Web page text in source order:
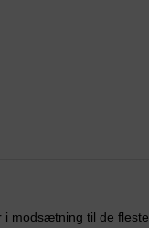
modsætning til de